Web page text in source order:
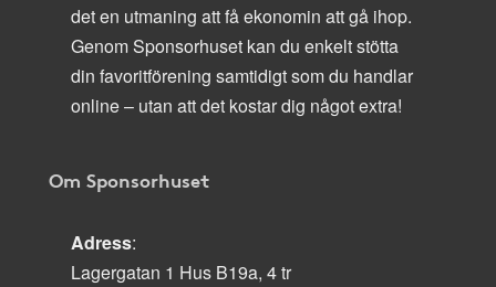
det en utmaning att få ekonomin att gå ihop.
Genom Sponsorhuset kan du enkelt stötta
din favoritförening samtidigt som du handlar
online – utan att det kostar dig något extra!
Om Sponsorhuset
Adress:
Lagergatan 1 Hus B19a, 4 tr